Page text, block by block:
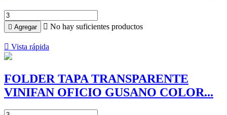
 Agregar  No hay suficientes productos
 Vista rápida
FOLDER TAPA TRANSPARENTE
VINIFAN OFICIO GUSANO COLOR...